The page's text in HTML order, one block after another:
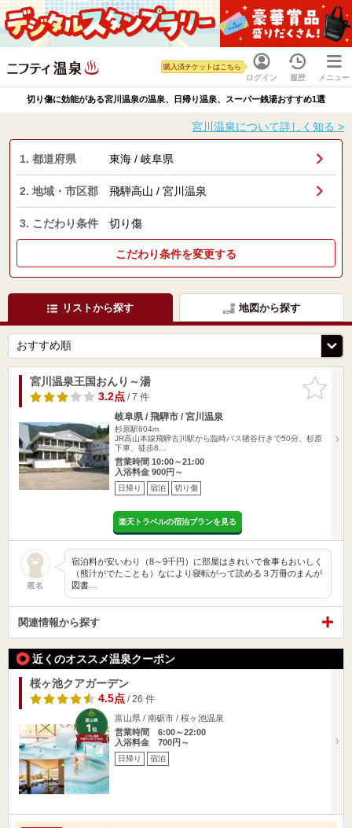
ログイン
購入済チケットはこちら
履歴 メニュー
切り傷に効能がある宮川温泉の温泉、日帰り温泉、スーパー銭湯おすすめ1選
宮川温泉について詳しく知る >
1. 都道府県 東海 / 岐阜県
2. 地域・市区郡 飛騨高山 / 宮川温泉
3. こだわり条件 切り傷
こだわり条件を変更する
リストから探す 地図から探す
お気に入
りに追加
宮川温泉王国おんり～湯
3.2点/ 7 件
岐阜県 / 飛騨市 / 宮川温泉
杉原駅604m
JR高山本線飛騨古川駅から臨時バス猪谷行きで50分、杉原
下車、徒歩8…
営業時間 10:00～21:00
入浴料金 900円～
日帰り 宿泊 切り傷
楽天トラベルの宿泊プランを見る
匿名
宿泊料が安いわり（8～9千円）に部屋はきれいで食事もおいしく
（熊汁がでたことも）なにより寝転がって読める３万冊のまんが
図書…
関連情報から探す
近くのオススメ温泉クーポン
桜ヶ池クアガーデン
4.5点/ 26 件
富山県 / 南砺市 / 桜ヶ池温泉
営業時間 6:00～22:00
入浴料金 700円～
日帰り 宿泊